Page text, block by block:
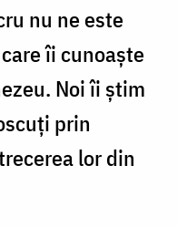
nu ne este
îi cunoaşte
Noi îi ştim
prin
lor din